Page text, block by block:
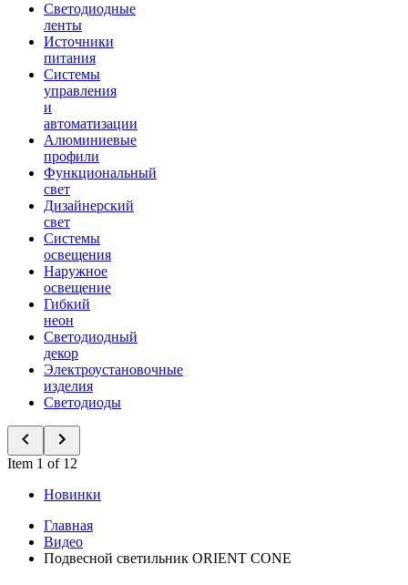
Светодиодные
ленты
Источники
питания
Системы
управления
и
автоматизации
Алюминиевые
профили
Функциональный
свет
Дизайнерский
свет
Системы
освещения
Наружное
освещение
Гибкий
неон
Светодиодный
декор
Электроустановочные
изделия
Светодиоды
Item 1 of 12
Новинки
Главная
Видео
Подвесной светильник ORIENT CONE